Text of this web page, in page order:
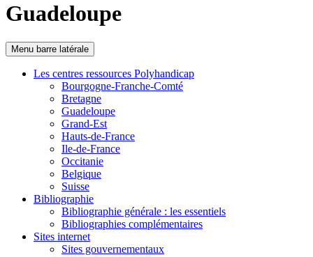
Guadeloupe
Menu barre latérale
Les centres ressources Polyhandicap
Bourgogne-Franche-Comté
Bretagne
Guadeloupe
Grand-Est
Hauts-de-France
Ile-de-France
Occitanie
Belgique
Suisse
Bibliographie
Bibliographie générale : les essentiels
Bibliographies complémentaires
Sites internet
Sites gouvernementaux